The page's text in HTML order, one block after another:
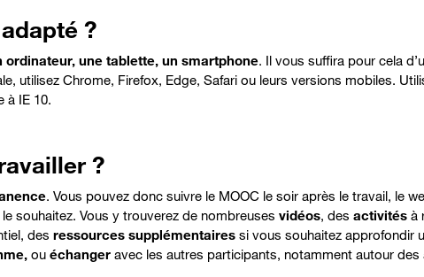
?
ordinateur, une tablette, un smartphone. Il vous suffira pour cela
utilisez Chrome, Firefox, Edge, Safari ou leurs versions mobiles.
à IE 10.
?
. Vous pouvez donc suivre le MOOC le soir après le travail, le
souhaitez. Vous y trouverez de nombreuses vidéos, des activitésà
des ressources supplémentairessi vous souhaitez approfondir
ou échanger avec les autres participants, notamment autour des